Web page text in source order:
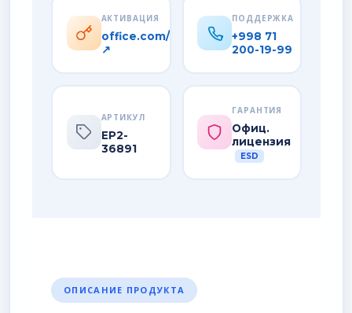
АКТИВАЦИЯ
office.com/setup
↗
ПОДДЕРЖКА
+998 71
200-19-99
АРТИКУЛ
EP2-
36891
ГАРАНТИЯ
Офиц.
лицензия
ESD
ОПИСАНИЕ ПРОДУКТА